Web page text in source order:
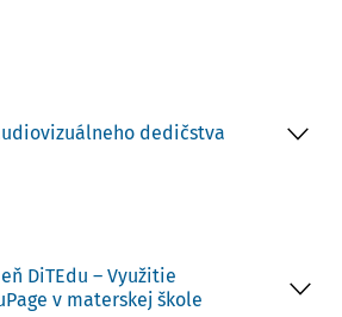
dedičstva
DiTEdu – Využitie
v materskej škole